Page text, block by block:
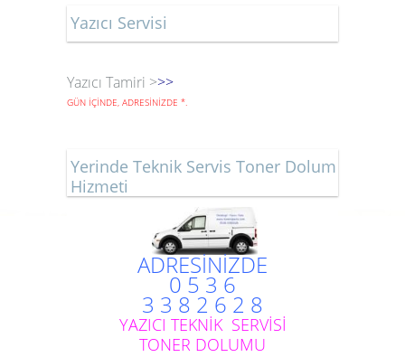
Yazıcı Servisi
Yazıcı Tamiri >>>
GÜN İÇİNDE, ADRESİNİZDE *.
Yerinde Teknik Servis Toner Dolum
Hizmeti
ADRESİNİZDE
0 5 3 6
3 3 8 2 6 2 8
YAZICI TEKNİK SERVİSİ
TONER DOLUMU